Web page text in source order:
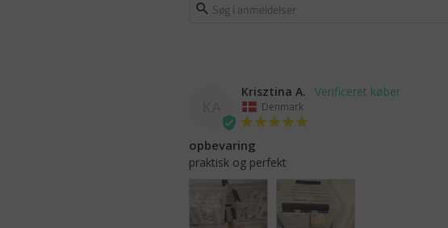
Krisztina A.
Denmark
opbevaring
praktisk og perfekt